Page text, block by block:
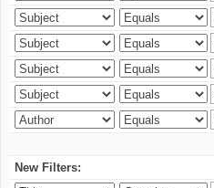
New Filters: